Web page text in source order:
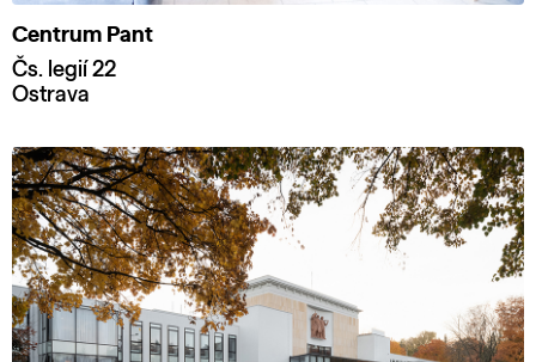
Centrum Pant
Čs. legií 22
Ostrava